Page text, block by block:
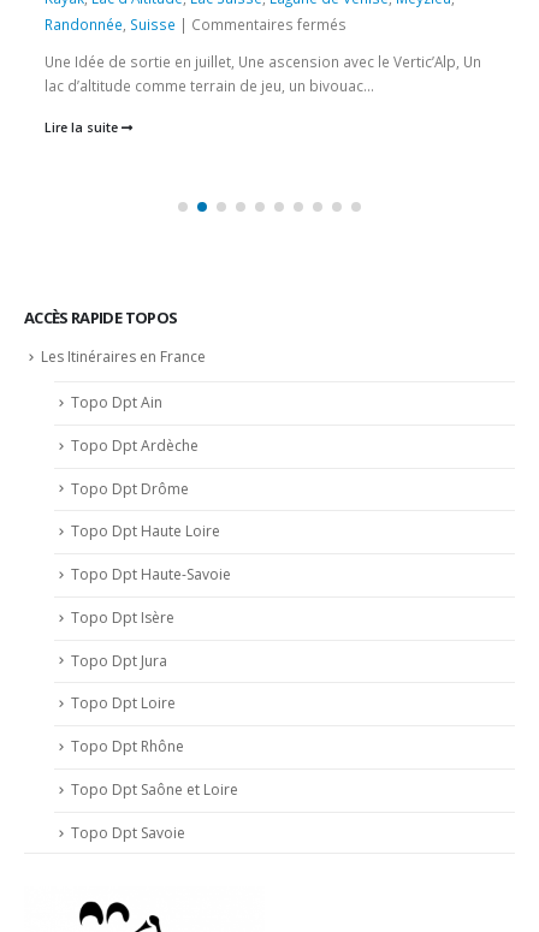
Randonnée, Suisse | Commentaires fermés
Le
Une Idée de sortie en juillet, Une ascension avec le Vertic’Alp, Un
lac d’altitude comme terrain de jeu, un bivouac...
Lire la suite
ACCÈS RAPIDE TOPOS
Les Itinéraires en France
Topo Dpt Ain
Topo Dpt Ardèche
Topo Dpt Drôme
Topo Dpt Haute Loire
Topo Dpt Haute-Savoie
Topo Dpt Isère
Topo Dpt Jura
Topo Dpt Loire
Topo Dpt Rhône
Topo Dpt Saône et Loire
Topo Dpt Savoie